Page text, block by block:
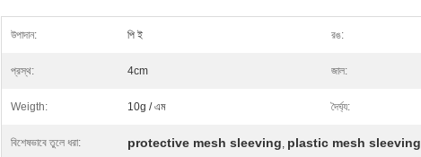
উপাদান: পি ই রঙ:
প্রস্থ: 4cm জাল:
Weigth: 10g / এম দৈর্ঘ্য:
বিশেষভাবে তুলে ধরা: protective mesh sleeving, plastic mesh sleeving